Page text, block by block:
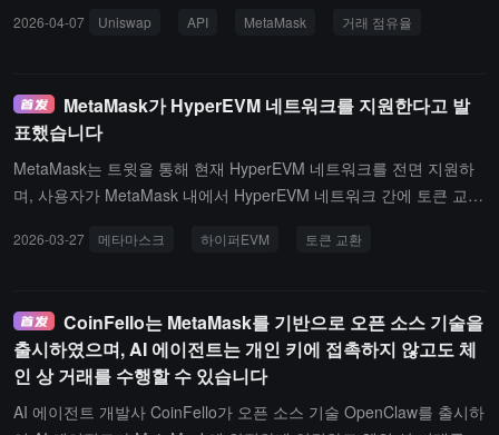
다.
Uniswap이 모든 개발자에게 무료로 API 키를 개방했다고 전했습니
2026-04-07 Uniswap API MetaMask 거래 점유율
MetaMask가 HyperEVM 네트워크를 지원한다고 발
표했습니다
MetaMask는 트윗을 통해 현재 HyperEVM 네트워크를 전면 지원하
며, 사용자가 MetaMask 내에서 HyperEVM 네트워크 간에 토큰 교환
2026-03-27 메타마스크 하이퍼EVM 토큰 교환
CoinFello는 MetaMask를 기반으로 오픈 소스 기술을
출시하였으며, AI 에이전트는 개인 키에 접촉하지 않고도 체
인 상 거래를 수행할 수 있습니다
AI 에이전트 개발사 CoinFello가 오픈 소스 기술 OpenClaw를 출시하